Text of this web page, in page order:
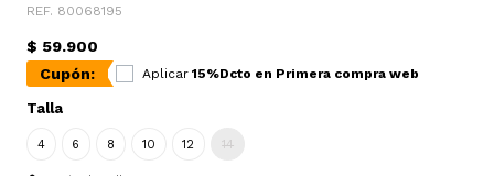
REF. 80068195
$ 59.900
Cupón:
Aplicar 15%Dcto en Primera compra web
Talla
4 6 8 10 12 14